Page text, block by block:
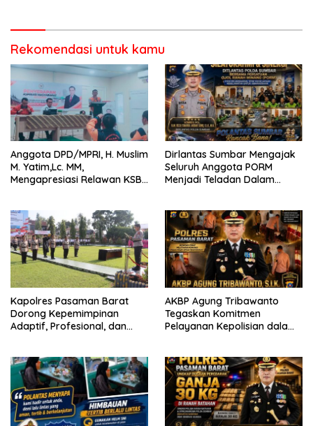
Rekomendasi untuk kamu
Anggota DPD/MPRI, H. Muslim
M. Yatim,Lc. MM,
Mengapresiasi Relawan KSB
Bencana
Dirlantas Sumbar Mengajak
Seluruh Anggota PORM
Menjadi Teladan Dalam
Perlengkapan Keselamatan
Berkendara
Kapolres Pasaman Barat
Dorong Kepemimpinan
Adaptif, Profesional, dan
AKBP Agung Tribawanto
Tegaskan Komitmen
Pelayanan Kepolisian dalam
Pasaman